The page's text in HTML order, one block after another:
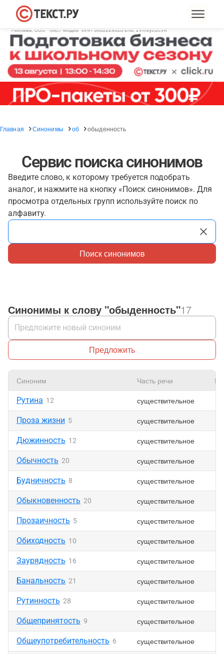
Главная Синонимы об обыденность
Сервис поиска синонимов
Введите слово, к которому требуется подобрать
аналог, и нажмите на кнопку «Поиск синонимов». Для
просмотра отдельных групп используйте поиск по
алфавиту.
Поиск синонимов
Синонимы к слову "обыденность"17
Предложить
Синоним Часть речи
Рутина 12 существительное
Проза жизни 5 существительное
Дюжинность 12 существительное
Обычность 20 существительное
Будничность 8 существительное
Обыкновенность 20 существительное
Прозаичность 5 существительное
Обиходность 10 существительное
Заурядность 16 существительное
Банальность 21 существительное
Рутинность 28 существительное
Общепринятость 9 существительное
Общеупотребительность 6 существительное